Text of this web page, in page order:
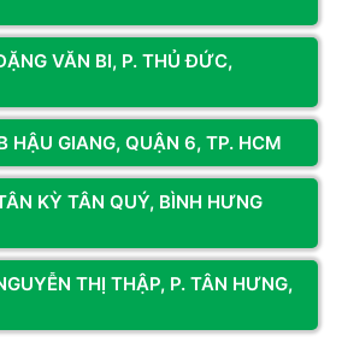
Mã SP: quatang05
Quà Tặng Phím AULA F2058 RED
SWITCH, Chuột AULA S13, BÀN DI
FUHLEN, DÂY MẠNG 5M trị giá
799.000 VNĐ
Liên hệ
VĂN BI, P. THỦ ĐỨC,
HẬU GIANG, QUẬN 6, TP. HCM
KỲ TÂN QUÝ, BÌNH HƯNG
THỊ THẬP, P. TÂN HƯNG,